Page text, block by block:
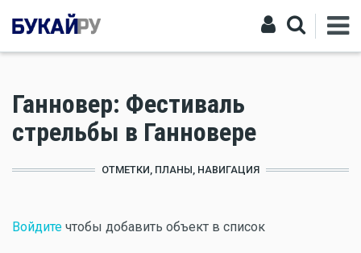
Ганновер: Фестиваль
стрельбы в Ганновере
ОТМЕТКИ, ПЛАНЫ, НАВИГАЦИЯ
Войдите чтобы добавить объект в список